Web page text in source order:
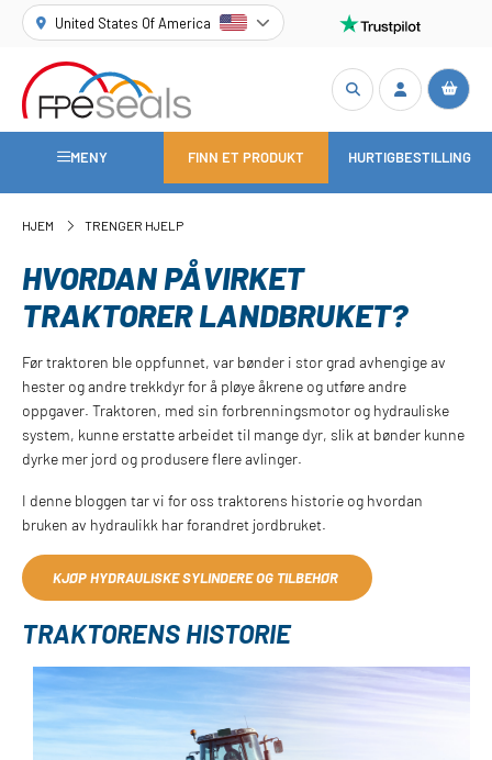
United States Of America
MENY FINN ET PRODUKT HURTIGBESTILLING
HJEM TRENGER HJELP
HVORDAN PÅVIRKET
TRAKTORER LANDBRUKET?
Før traktoren ble oppfunnet, var bønder i stor grad avhengige av
hester og andre trekkdyr for å pløye åkrene og utføre andre
oppgaver. Traktoren, med sin forbrenningsmotor og hydrauliske
system, kunne erstatte arbeidet til mange dyr, slik at bønder kunne
dyrke mer jord og produsere flere avlinger.
I denne bloggen tar vi for oss traktorens historie og hvordan
bruken av hydraulikk har forandret jordbruket.
KJØP HYDRAULISKE SYLINDERE OG TILBEHØR
TRAKTORENS HISTORIE